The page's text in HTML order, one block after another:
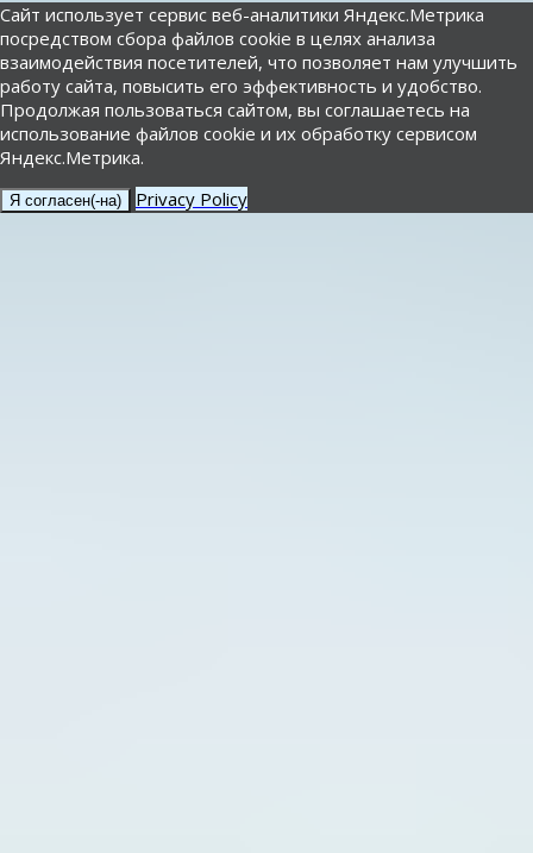
Сайт использует сервис веб-аналитики Яндекс.Метрика
посредством сбора файлов cookie в целях анализа
взаимодействия посетителей, что позволяет нам улучшить
работу сайта, повысить его эффективность и удобство.
Продолжая пользоваться сайтом, вы соглашаетесь на
использование файлов cookie и их обработку сервисом
Яндекс.Метрика.
Я согласен(-на) Privacy Policy